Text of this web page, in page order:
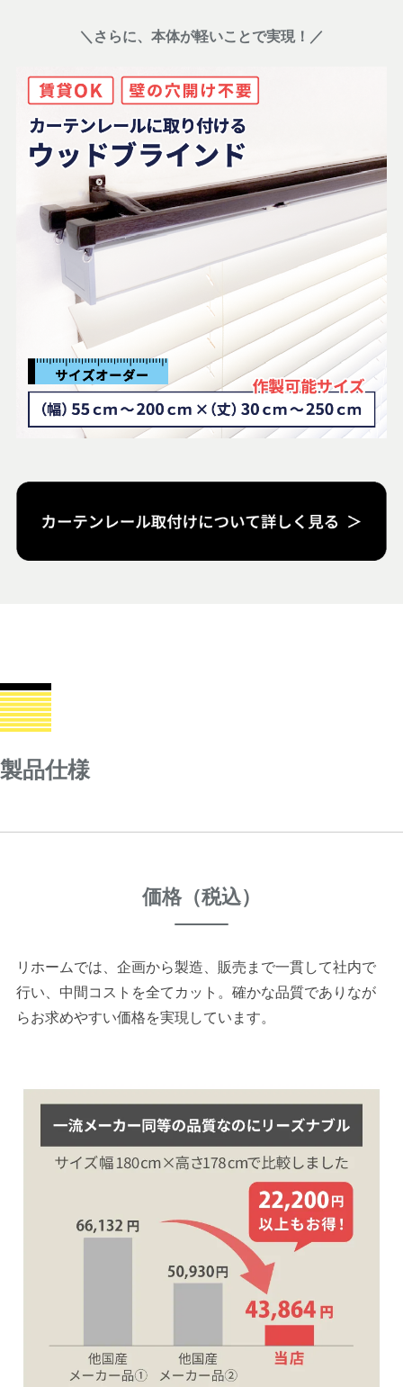
＼さらに、本体が軽いことで実現！／
製品仕様
価格（税込）
リホームでは、企画から製造、販売まで一貫して社内で
行い、中間コストを全てカット。確かな品質でありなが
らお求めやすい価格を実現しています。